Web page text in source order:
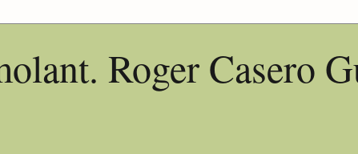
Roger Casero